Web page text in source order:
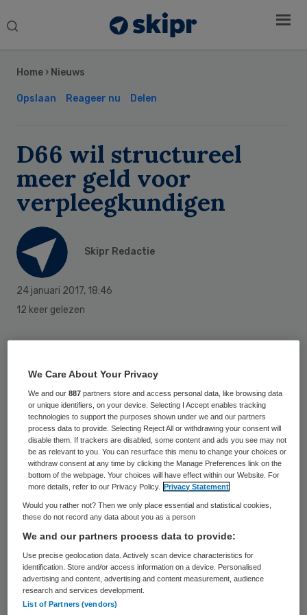
Search
Home › Nieuws
Opslaan Reageer nu Delen
D66 wil structureel
meer geld voor
verpleegkundigen
Skipr Redactie
24 januari 2017, 18:46
12 keer gelezen
om verpleegkundigen en verzorgenden bij
te scholen en extra personeel aan te
nemen. “De druk op verpleegkundigen is nu
te groot”, vindt Tweede Kamerlid Vera
Bergkamp.
Het personeel van zorginstellingen doet
,,ontzettend goed werk”, maar om te
zorgen dat de medewerkers het werk ook
aankunnen hebben zij volgens Bergkamp
bijscholing en versterking nodig. De steeds
ingewikkelder zorg vraagt meer kennis en
vaardigheden van het personeel.
Sidebar
We Care About Your Privacy
We and our887 partners store and access personal data, like browsing data
or unique identifiers, on your device. Selecting I Accept enables tracking
technologies to support the purposes shown under we and our partners
process data to provide. Selecting Reject All or withdrawing your consent will
disable them. If trackers are disabled, some content and ads you see may not
be as relevant to you. You can resurface this menu to change your choices or
withdraw consent at any time by clicking the Manage Preferences link on the
bottom of the webpage. Your choices will have effect within our Website. For
more details, refer to our Privacy Policy.
Privacy Statement
Would you rather not? Then we only place essential and statistical cookies,
these do not record any data about you as a person
We and our partners process data to provide:
Use precise geolocation data. Actively scan device characteristics for
identification. Store and/or access information on a device. Personalised
advertising and content, advertising and content measurement, audience
research and services development.
List of Partners (vendors)